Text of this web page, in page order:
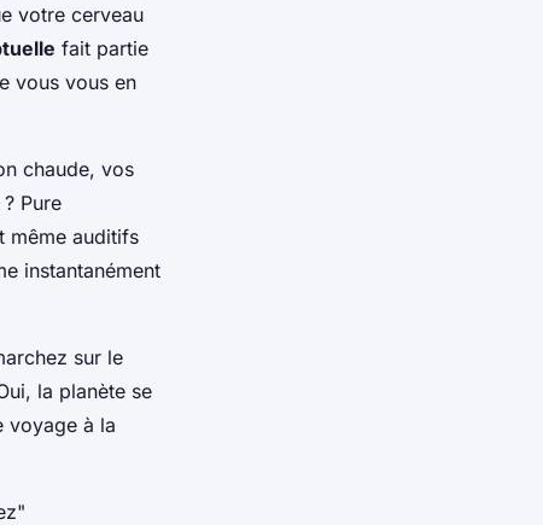
votre cerveau
fait partie
vous vous en
chaude, vos
Pure
même auditifs
instantanément
sur le
la planète se
voyage à la